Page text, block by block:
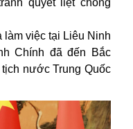
làm việc tại Liêu Ninh
Chính đã đến Bắc
nước Trung Quốc